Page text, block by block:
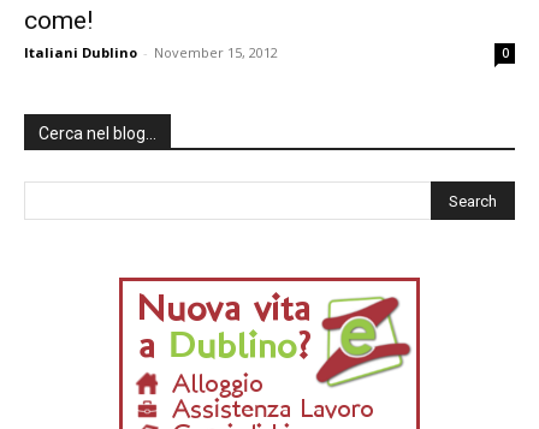
come!
Italiani Dublino - November 15, 2012 0
Cerca nel blog…